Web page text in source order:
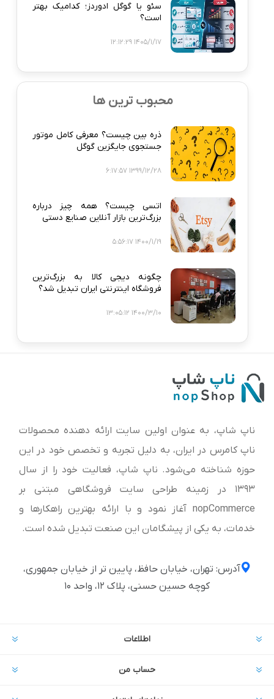
سئو یا گوگل ادوردز؛ کدامیک بهتر
است؟
1405/1/17 12:12:29
محبوب ترین ها
ذره‌ بین چیست؟ معرفی کامل موتور
جستجوی جایگزین گوگل
1399/12/28 6:17:57
اتسی چیست؟ همه‌ چیز درباره
بزرگ‌ترین بازار آنلاین صنایع دستی
1400/1/19 5:56:17
چگونه دیجی‌ کالا به بزرگ‌ترین
فروشگاه اینترنتی ایران تبدیل شد؟
1400/3/10 13:05:12
ناپ شاپ، به عنوان اولین سایت ارائه‌ دهنده محصولات
ناپ کامرس در ایران، به دلیل تجربه و تخصص خود در این
حوزه شناخته می‌شود. ناپ شاپ، فعالیت خود را از سال
1393 در زمینه طراحی سایت فروشگاهی مبتنی بر
nopCommerce آغاز نمود و با ارائه بهترین راهکارها و
خدمات، به یکی از پیشگامان این صنعت تبدیل شده است.
آدرس: تهران، خیابان حافظ، پایین تر از خیابان جمهوری،
کوچه حسین حسنی، پلاک ۱۲، واحد ۱۰
اطلاعات
حساب من